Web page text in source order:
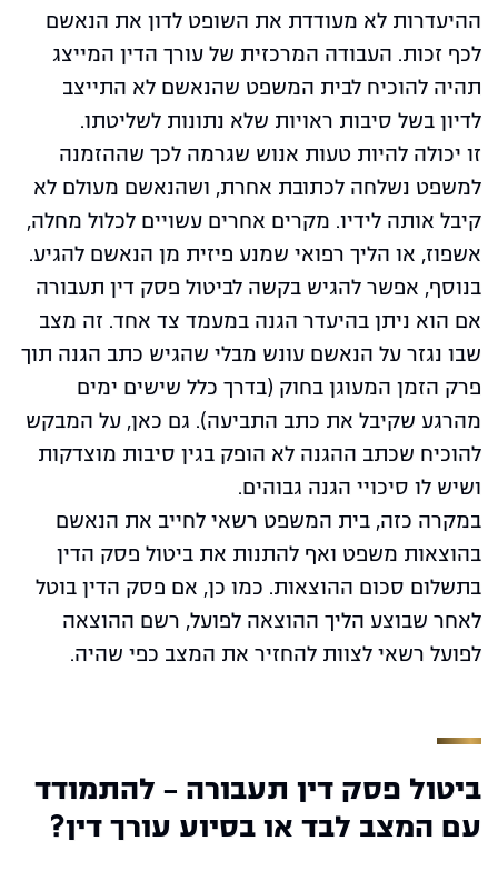
ההיעדרות לא מעודדת את השופט לדון את הנאשם
לכף זכות. העבודה המרכזית של עורך הדין המייצג
תהיה להוכיח לבית המשפט שהנאשם לא התייצב
לדיון בשל סיבות ראויות שלא נתונות לשליטתו.
זו יכולה להיות טעות אנוש שגרמה לכך שההזמנה
למשפט נשלחה לכתובת אחרת, ושהנאשם מעולם לא
קיבל אותה לידיו. מקרים אחרים עשויים לכלול מחלה,
אשפוז, או הליך רפואי שמנע פיזית מן הנאשם להגיע.
בנוסף, אפשר להגיש בקשה לביטול פסק דין תעבורה
אם הוא ניתן בהיעדר הגנה במעמד צד אחד. זה מצב
שבו נגזר על הנאשם עונש מבלי שהגיש כתב הגנה תוך
פרק הזמן המעוגן בחוק (בדרך כלל שישים ימים
מהרגע שקיבל את כתב התביעה). גם כאן, על המבקש
להוכיח שכתב ההגנה לא הופק בגין סיבות מוצדקות
ושיש לו סיכויי הגנה גבוהים.
במקרה כזה, בית המשפט רשאי לחייב את הנאשם
בהוצאות משפט ואף להתנות את ביטול פסק הדין
בתשלום סכום ההוצאות. כמו כן, אם פסק הדין בוטל
לאחר שבוצע הליך ההוצאה לפועל, רשם ההוצאה
לפועל רשאי לצוות להחזיר את המצב כפי שהיה.
ביטול פסק דין תעבורה - להתמודד
עם המצב לבד או בסיוע עורך דין?